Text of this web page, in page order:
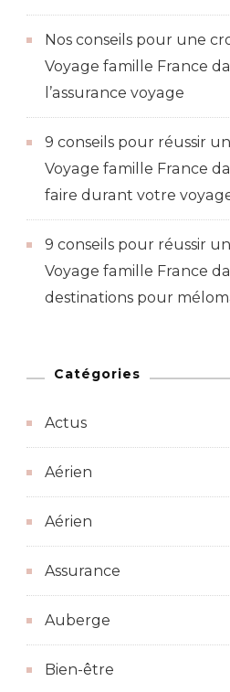
Nos conseils pour une
Voyage famille France
l’assurance voyage
9 conseils pour réussir
Voyage famille France
faire durant votre
9 conseils pour réussir
Voyage famille France
destinations pour
Catégories
Actus
Aérien
Aérien
Assurance
Auberge
Bien-être